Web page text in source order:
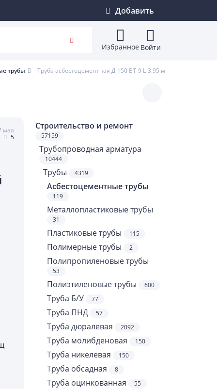
Добавить
Избранное Войти
трубы Труба асбестоцементная Д-150 ВТ-9 L-3.95 м
мая
5
Строительство и ремонт
57159
Трубопроводная арматура
10444
Трубы 4319
Асбестоцементные трубы
119
Металлопластиковые трубы
31
Пластиковые трубы 115
Полимерные трубы 2
Полипропиленовые трубы
53
Полиэтиленовые трубы 600
Труба Б/У 77
Труба ПНД 57
Труба дюралевая 2092
Труба молибденовая 150
Труба никелевая 150
Труба обсадная 8
Труба оцинкованная 55